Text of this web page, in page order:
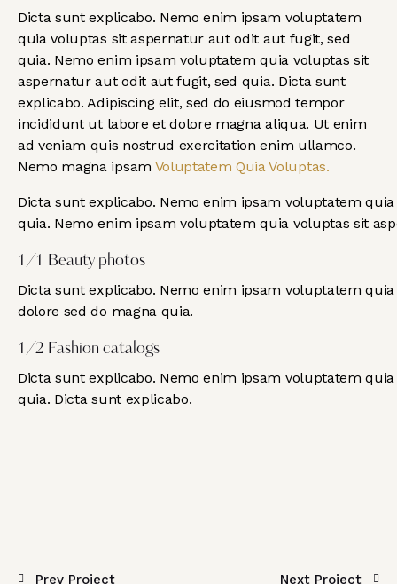
Dicta sunt explicabo. Nemo enim ipsam voluptatem
quia voluptas sit aspernatur aut odit aut fugit, sed
quia. Nemo enim ipsam voluptatem quia voluptas sit
aspernatur aut odit aut fugit, sed quia. Dicta sunt
explicabo. Adipiscing elit, sed do eiusmod tempor
incididunt ut labore et dolore magna aliqua. Ut enim
ad veniam quis nostrud exercitation enim ullamco.
Nemo magna ipsam Voluptatem Quia Voluptas.
Dicta sunt explicabo. Nemo enim ipsam voluptatem
quia. Nemo enim ipsam voluptatem quia voluptas sit
1/1 Beauty photos
Dicta sunt explicabo. Nemo enim ipsam voluptatem
dolore sed do magna quia.
1/2 Fashion catalogs
Dicta sunt explicabo. Nemo enim ipsam voluptatem
quia. Dicta sunt explicabo.
Prev Project Next Project